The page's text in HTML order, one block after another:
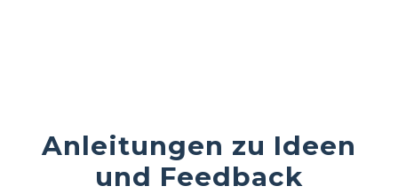
Anleitungen zu Ideen
und Feedback